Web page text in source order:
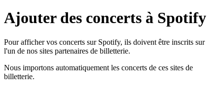
Ajouter des concerts à Spotify
Pour afficher vos concerts sur Spotify, ils doivent être inscrits sur
l'un de nos sites partenaires de billetterie.
Nous importons automatiquement les concerts de ces sites de
billetterie.